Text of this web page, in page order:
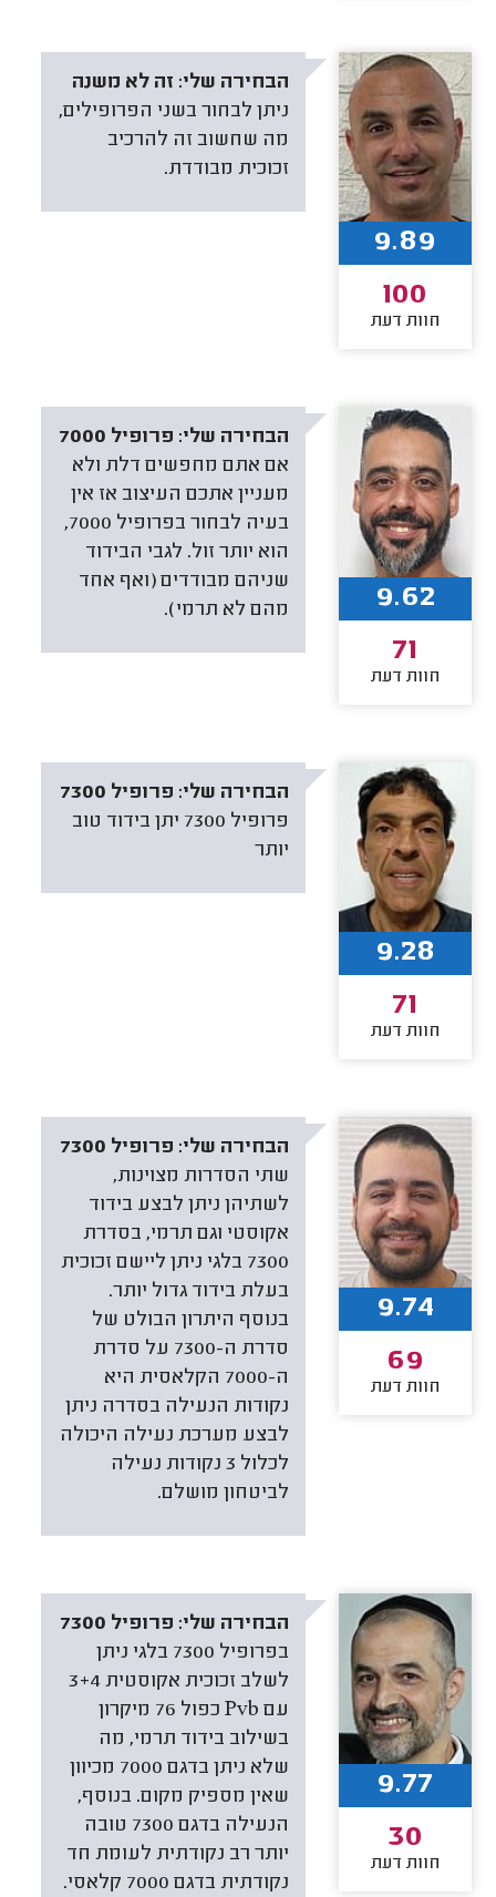
הבחירה שלי: זה לא משנה
ניתן לבחור בשני הפרופילים,
מה שחשוב זה להרכיב
זכוכית מבודדת.
9.89
100
חוות דעת
הבחירה שלי: פרופיל 7000
אם אתם מחפשים דלת ולא
מעניין אתכם העיצוב אז אין
בעיה לבחור בפרופיל 7000,
הוא יותר זול. לגבי הבידוד
שניהם מבודדים (ואף אחד
מהם לא תרמי).
9.62
71
חוות דעת
הבחירה שלי: פרופיל 7300
פרופיל 7300 יתן בידוד טוב
יותר
9.28
71
חוות דעת
הבחירה שלי: פרופיל 7300
שתי הסדרות מצוינות,
לשתיהן ניתן לבצע בידוד
אקוסטי וגם תרמי, בסדרת
7300 בלגי ניתן ליישם זכוכית
בעלת בידוד גדול יותר.
בנוסף היתרון הבולט של
סדרת ה-7300 על סדרת
ה-7000 הקלאסית היא
נקודות הנעילה בסדרה ניתן
לבצע מערכת נעילה היכולה
לכלול 3 נקודות נעילה
לביטחון מושלם.
9.74
69
חוות דעת
הבחירה שלי: פרופיל 7300
בפרופיל 7300 בלגי ניתן
לשלב זכוכית אקוסטית 3+4
עם Pvb כפול 76 מיקרון
בשילוב בידוד תרמי, מה
שלא ניתן בדגם 7000 מכיוון
שאין מספיק מקום. בנוסף,
הנעילה בדגם 7300 טובה
יותר רב נקודתית לעומת חד
נקודתית בדגם 7000 קלאסי.
9.77
30
חוות דעת